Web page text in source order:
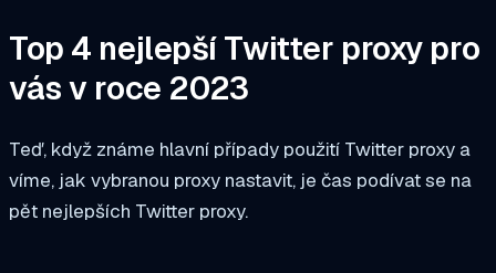
Top 4 nejlepší Twitter proxy pro
vás v roce 2023
Teď, když známe hlavní případy použití Twitter proxy a
víme, jak vybranou proxy nastavit, je čas podívat se na
pět nejlepších Twitter proxy.